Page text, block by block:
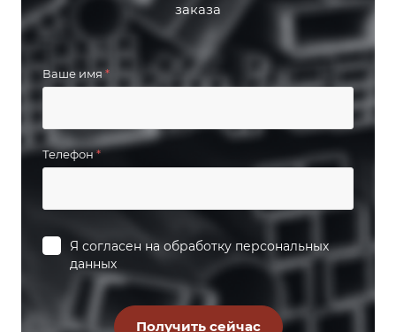
заказа
Ваше имя *
Телефон*
Я согласен на обработку персональных
данных